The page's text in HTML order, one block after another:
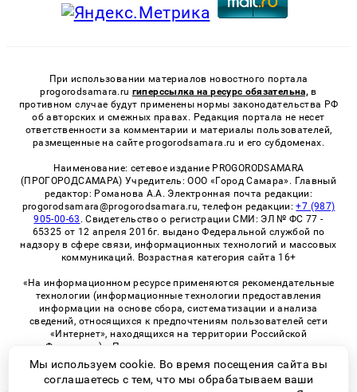
При использовании материалов новостного портала
progorodsamara.ru гиперссылка на ресурс обязательна, в
противном случае будут применены нормы законодательства РФ
об авторских и смежных правах. Редакция портала не несет
ответственности за комментарии и материалы пользователей,
размещенные на сайте progorodsamara.ru и его субдоменах.
Наименование: сетевое издание PROGORODSAMARA
(ПРОГОРОДСАМАРА) Учредитель: ООО «Город Самара». Главный
редактор: Романова А.А. Электронная почта редакции:
progorodsamara@progorodsamara.ru, телефон редакции:+7 (987)
905-00-63 . Свидетельство о регистрации СМИ: ЭЛ № ФС 77 -
65325 от 12 апреля 2016г. выдано Федеральной службой по
надзору в сфере связи, информационных технологий и массовых
коммуникаций. Возрастная категория сайта 16+
«На информационном ресурсе применяются рекомендательные
технологии (информационные технологии предоставления
информации на основе сбора, систематизации и анализа
сведений, относящихся к предпочтениям пользователей сети
«Интернет», находящихся на территории Российской
Федерации)». Правила применения рекомендательных
технологий в виджетах рекламно-обменной сети
«СМИ2» (PDF)
Мы используем cookie. Во время посещения сайта вы
соглашаетесь с тем, что мы обрабатываем ваши